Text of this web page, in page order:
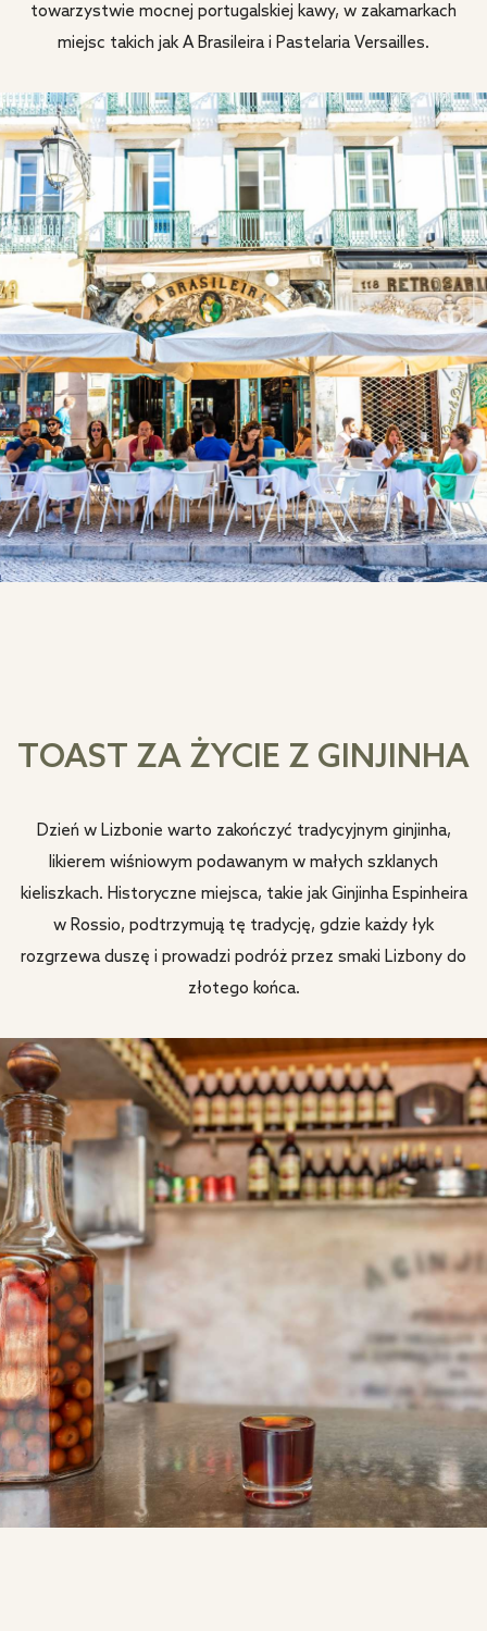
towarzystwie mocnej portugalskiej kawy, w zakamarkach
miejsc takich jak A Brasileira i Pastelaria Versailles.
TOAST ZA ŻYCIE Z GINJINHA
Dzień w Lizbonie warto zakończyć tradycyjnym ginjinha,
likierem wiśniowym podawanym w małych szklanych
kieliszkach. Historyczne miejsca, takie jak Ginjinha Espinheira
w Rossio, podtrzymują tę tradycję, gdzie każdy łyk
rozgrzewa duszę i prowadzi podróż przez smaki Lizbony do
złotego końca.